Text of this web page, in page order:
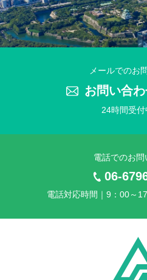
2025年7月31日
2025年 夏季休業のお知らせ
2025年 ゴールデンウイーク
2024年 年末年始休業のお知
2024年 夏季休業のお知らせ
2024年 ゴールデンウイーク
メールでのお
お問い合
24時間受付
電話でのお問
06-
電話対応時間｜9：00～